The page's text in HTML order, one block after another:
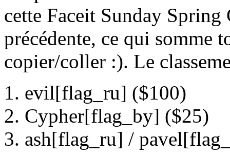
cette Faceit Sunday
précédente, ce qui somme
copier/coller :). Le
1. evil[flag_ru] ($100)
2. Cypher[flag_by] ($25)
3. ash[flag_ru] /